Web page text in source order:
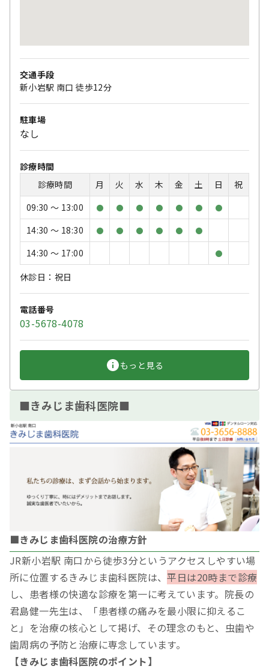
交通手段
新小岩駅 南口 徒歩12分
駐車場
なし
診療時間
診療時間
月 火 水 木 金 土 日
祝
09:30 〜 13:00
● ● ● ● ● ● ●
14:30 〜 18:30 ● ● ● ● ● ●
14:30 〜 17:00 ●
休診日：祝日
電話番号
03-5678-4078
もっと見る
■きみじま歯科医院■
■きみじま歯科医院の治療方針
JR新小岩駅 南口から徒歩3分というアクセスしやすい場
所に位置するきみじま歯科医院は、平日は20時まで診療
し、患者様の快適な診療を第一に考えています。院長の
君島健一先生は、「患者様の痛みを最小限に抑えるこ
と」を治療の核心として掲げ、その理念のもと、虫歯や
歯周病の予防と治療に専念しています。
【きみじま歯科医院のポイント】